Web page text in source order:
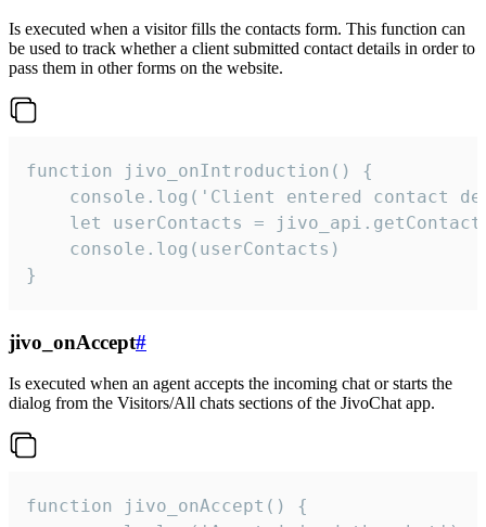
Is executed when a visitor fills the contacts form. This function can
be used to track whether a client submitted contact details in order to
pass them in other forms on the website.
function jivo_onIntroduction() {
console.log('Client entered contact
let userContacts =
    console.log(userContacts)
}
jivo_onAccept#
Is executed when an agent accepts the incoming chat or starts the
dialog from the Visitors/All chats sections of the JivoChat app.
function jivo_onAccept() {